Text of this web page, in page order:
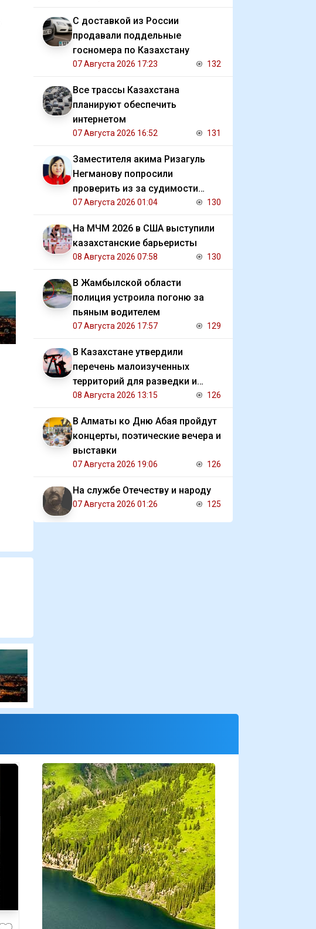
С доставкой из России
продавали поддельные
госномера по Казахстану
07 Августа 2026 17:23 132
Все трассы Казахстана
планируют обеспечить
интернетом
07 Августа 2026 16:52 131
Заместителя акима Ризагуль
Негманову попросили
проверить из за судимости
сестры
07 Августа 2026 01:04 130
На МЧМ 2026 в США выступили
казахстанские барьеристы
08 Августа 2026 07:58 130
В Жамбылской области
полиция устроила погоню за
пьяным водителем
07 Августа 2026 17:57 129
В Казахстане утвердили
перечень малоизученных
территорий для разведки и
добычи углеводородов
08 Августа 2026 13:15 126
В Алматы ко Дню Абая пройдут
концерты, поэтические вечера и
выставки
07 Августа 2026 19:06 126
На службе Отечеству и народу
07 Августа 2026 01:26 125